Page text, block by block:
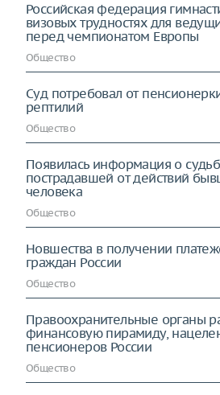
Российская федерация
визовых трудностях для
перед чемпионатом Европы
Общество
Суд потребовал от
рептилий
Общество
Появилась информация о
пострадавшей от действий
человека
Общество
Новшества в получении
граждан России
Общество
Правоохранительные органы
финансовую пирамиду,
пенсионеров России
Общество